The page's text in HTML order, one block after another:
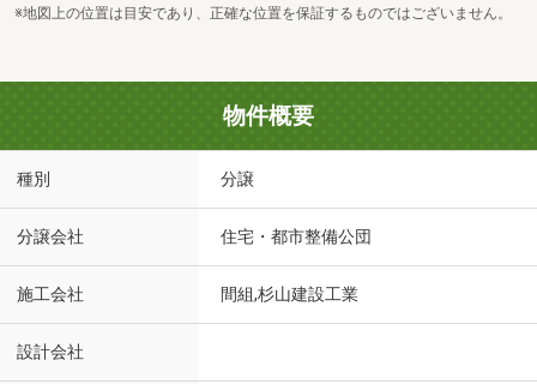
※地図上の位置は目安であり、正確な位置を保証するものではございません。
物件概要
種別 分譲
分譲会社 住宅・都市整備公団
施工会社 間組,杉山建設工業
設計会社